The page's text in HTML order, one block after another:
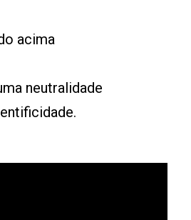
acima
neutralidade